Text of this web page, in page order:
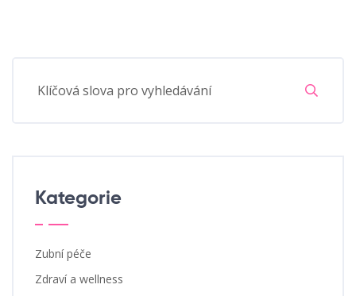
Kategorie
Zubní péče
Zdraví a wellness